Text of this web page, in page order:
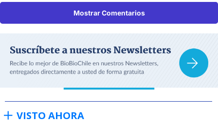
Mostrar Comentarios
VISTO AHORA